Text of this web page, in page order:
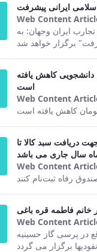
ایرانی پیشرفت
Web Content
ایران وجهان: به
کاهش یافته
است
Web Content
دریافت سبد کالا تا
Web Content
فاطمه قره باغی
Web Content
سرکار خانم فاطمه قره باغی چهارشنبه ساعت 14:30 تا 16:30 و پنجشنبه ساعت 10تا13 واقع در پرسی گاز حسینیه
برگزار می گردد